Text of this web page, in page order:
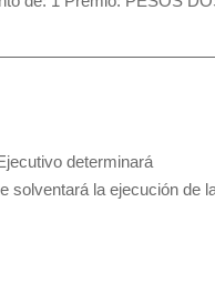
determinará
solventará la ejecución de